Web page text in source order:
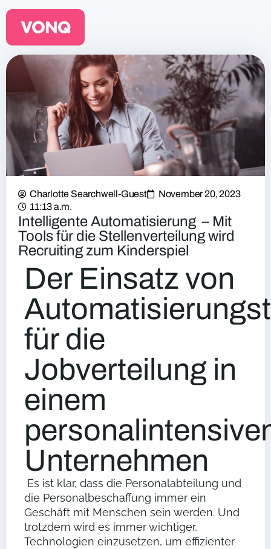
EQO Workflow
Für ATS/HCM
Ressourcen
Über uns
Charlotte Searchwell-Guest
November 20, 2023
11:13 a.m.
Intelligente Automatisierung – Mit
Tools für die Stellenverteilung wird
Recruiting zum Kinderspiel
Der Einsatz von
für die
Jobverteilung in
einem
Unternehmen
Es ist klar, dass die Personalabteilung und
die Personalbeschaffung immer ein
Geschäft mit Menschen sein werden. Und
trotzdem wird es immer wichtiger,
Technologien einzusetzen, um effizienter